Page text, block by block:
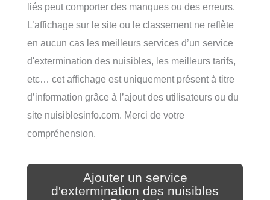
liés peut comporter des manques ou des erreurs.
L’affichage sur le site ou le classement ne reflète
en aucun cas les meilleurs services d’un service
d'extermination des nuisibles, les meilleurs tarifs,
etc… cet affichage est uniquement présent à titre
d’information grâce à l’ajout des utilisateurs ou du
site nuisiblesinfo.com. Merci de votre
compréhension.
Ajouter un service
d'extermination des nuisibles